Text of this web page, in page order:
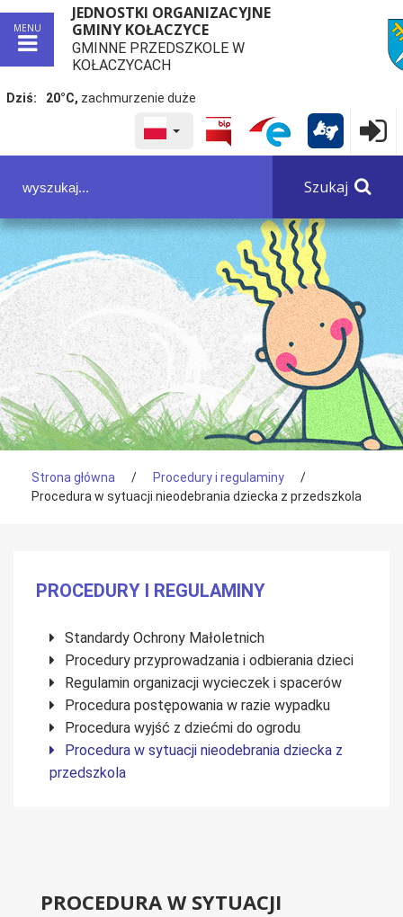
MENU
JEDNOSTKI ORGANIZACYJNE
GMINY KOŁACZYCE
GMINNE PRZEDSZKOLE W
KOŁACZYCACH
Dziś: 20°C, zachmurzenie duże
WYBRANY JĘZYK POLSKA
Szukaj
Tutaj jesteś
Strona główna / Procedury i regulaminy
/
Procedura w sytuacji nieodebrania dziecka z przedszkola

Menu boczne
PROCEDURY I REGULAMINY
Standardy Ochrony Małoletnich
Procedury przyprowadzania i odbierania dzieci
Regulamin organizacji wycieczek i spacerów
Procedura postępowania w razie wypadku
Procedura wyjść z dziećmi do ogrodu
Procedura w sytuacji nieodebrania dziecka z
przedszkola
PROCEDURA W SYTUACJI